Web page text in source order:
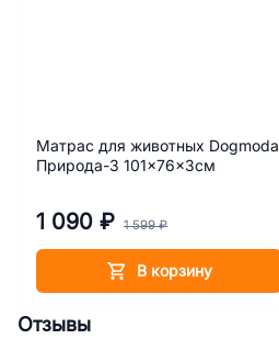
Матрас для животных Dogmoda
Природа-3 101x76x3см
1 090 ₽ 1 599 ₽
В корзину
Отзывы